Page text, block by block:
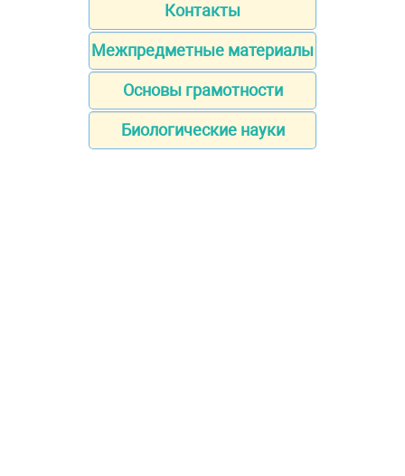
Контакты
Межпредметные материалы
Основы грамотности
Биологические науки